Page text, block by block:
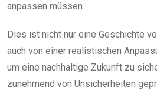
anpassen müssen.
Dies ist nicht nur eine Geschichte
auch von einer realistischen
um eine nachhaltige Zukunft zu
zunehmend von Unsicherheiten